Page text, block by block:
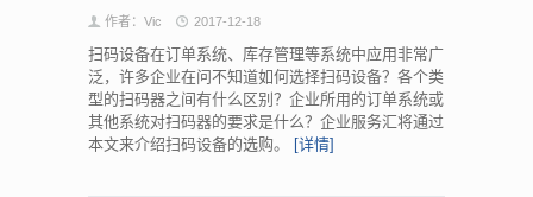
作者：Vic 2017-12-18
扫码设备在订单系统、库存管理等系统中应用非常广
泛，许多企业在问不知道如何选择扫码设备？各个类
型的扫码器之间有什么区别？企业所用的订单系统或
其他系统对扫码器的要求是什么？企业服务汇将通过
本文来介绍扫码设备的选购。 [详情]